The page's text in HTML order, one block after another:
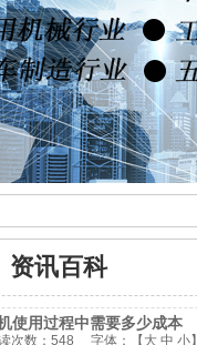
资讯百科
使用过程中需要多少成本
次数： 548 字体：【 大 中 小